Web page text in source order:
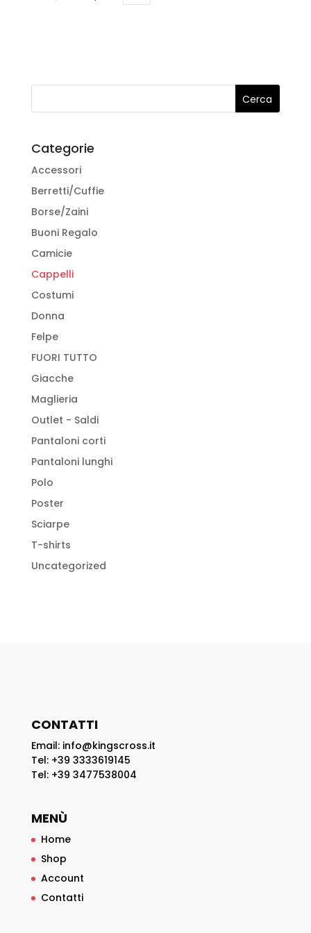
varianti.
essere
scelte
nella
pagina
del
prodotto
Categorie
Accessori
Berretti/Cuffie
Borse/Zaini
Buoni Regalo
Camicie
Cappelli
Costumi
Donna
Felpe
FUORI TUTTO
Giacche
Maglieria
Outlet - Saldi
Pantaloni corti
Pantaloni lunghi
Polo
Poster
Sciarpe
T-shirts
Uncategorized
CONTATTI
Email: info@kingscross.it
Tel: +39 3333619145
Tel: +39 3477538004
MENÙ
Home
Shop
Account
Contatti